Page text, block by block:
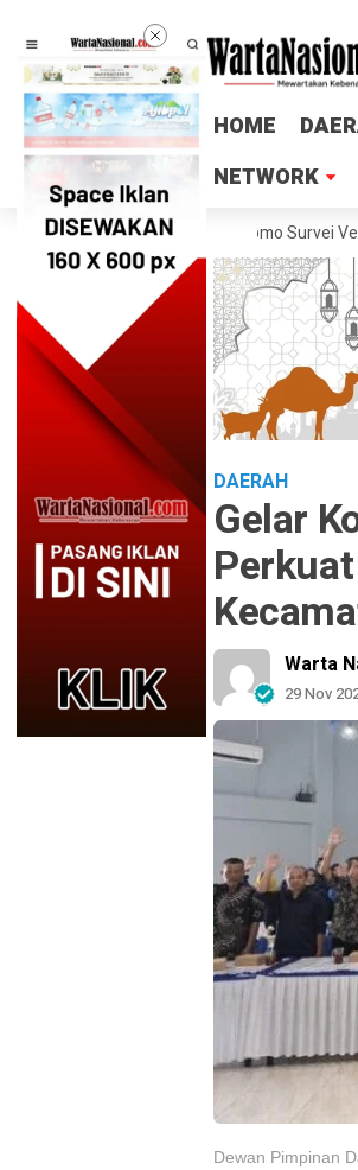
HOME
NETWORK
HOME
NETWORK
Lukas Arry Dwiko Utomo Survei Venue
DAERAH
Gelar
Warta
29 Nov
Dewan Pimpinan